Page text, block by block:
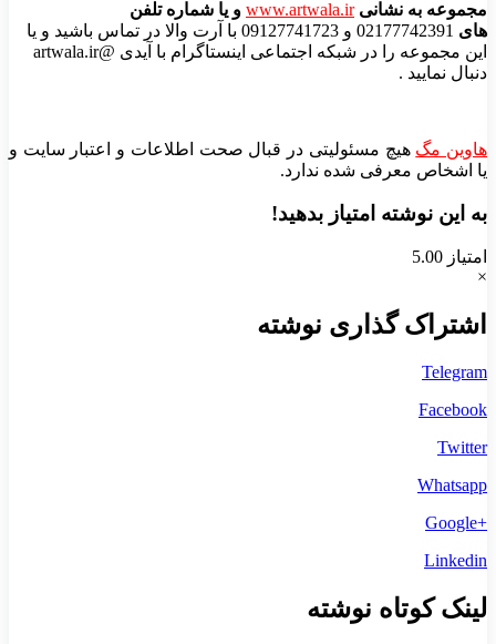
مجموعه به نشانیwww.artwala.ir و یا شماره تلفن
های
02177742391 و 09127741723 با آرت والا در تماس باشید و یا
دنبال نمایید .
هاوین مگ هیچ مسئولیتی در قبال صحت اطلاعات و اعتبار سایت و
یا اشخاص معرفی شده ندارد.
به این نوشته امتیاز بدهید!
امتیاز 5.00
×
اشتراک گذاری نوشته
Telegram
Facebook
Twitter
Whatsapp
+Google
Linkedin
لینک کوتاه نوشته